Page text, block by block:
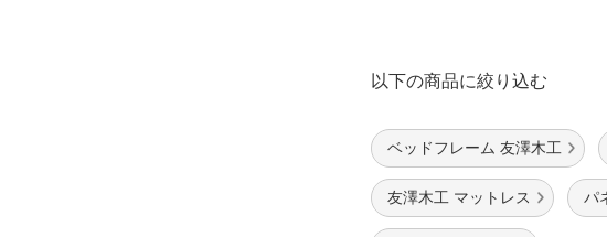
以下の商品に絞り込む
ベッドフレーム 友澤木工
友澤木工 マットレス パ